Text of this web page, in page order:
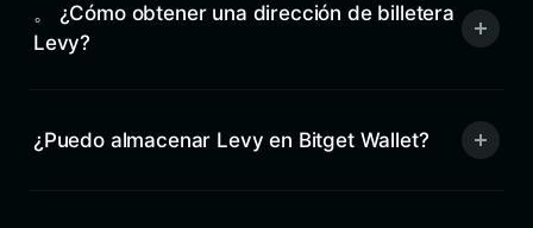
。 ¿Cómo obtener una dirección de billetera
Levy?
¿Puedo almacenar Levy en Bitget Wallet?